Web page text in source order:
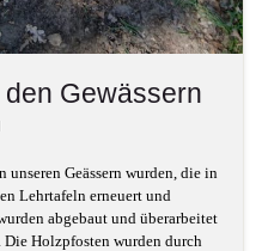
Gewässern
unseren Geässern wurden, die in
Lehrtafeln erneuert und
abgebaut und überarbeitet
Holzpfosten wurden durch